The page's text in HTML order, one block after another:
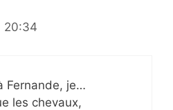
20:34
Fernande, je…
les chevaux,